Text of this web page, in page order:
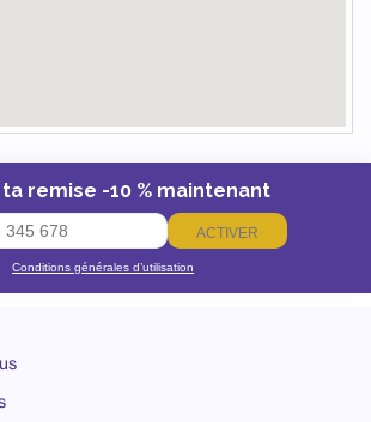
remise -10 % maintenant
ACTIVER
Conditions générales d’utilisation